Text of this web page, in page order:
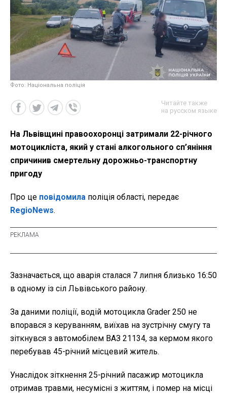
Фото: Національна поліція
Читайте также
на русском языке
На Львівщині правоохоронці затримали 22-річного
мотоцикліста, який у стані алкогольного сп’яніння
спричинив смертельну дорожньо-транспортну
пригоду
Про це повідомила поліція області, передає
RegioNews.
Зазначається, що аварія сталася 7 липня близько 16:50
в одному із сіл Львівського району.
За даними поліції, водій мотоцикла Grader 250 не
впорався з керуванням, виїхав на зустрічну смугу та
зіткнувся з автомобілем ВАЗ 21134, за кермом якого
перебував 45-річний місцевий житель.
Унаслідок зіткнення 25-річний пасажир мотоцикла
отримав травми, несумісні з життям, і помер на місці